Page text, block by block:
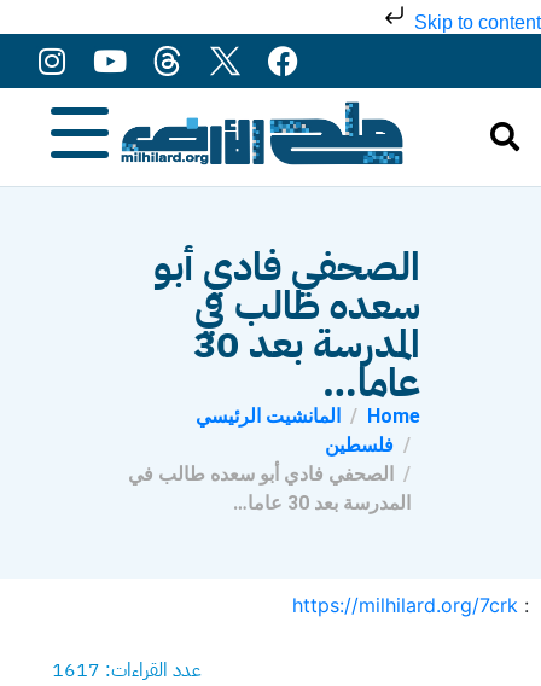
Skip to content
الصحفي فادي أبو
سعده طالب في
المدرسة بعد 30
عاما…
Home
المانشيت الرئيسي
فلسطين
الصحفي فادي أبو سعده طالب في
المدرسة بعد 30 عاما…
:
https://milhilard.org/7crk
عدد القراءات: 1617